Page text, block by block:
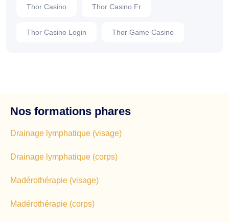
Thor Casino Thor Casino Fr
Thor Casino Login Thor Game Casino
Nos formations phares
Drainage lymphatique (visage)
Drainage lymphatique (corps)
Madérothérapie (visage)
Madérothérapie (corps)